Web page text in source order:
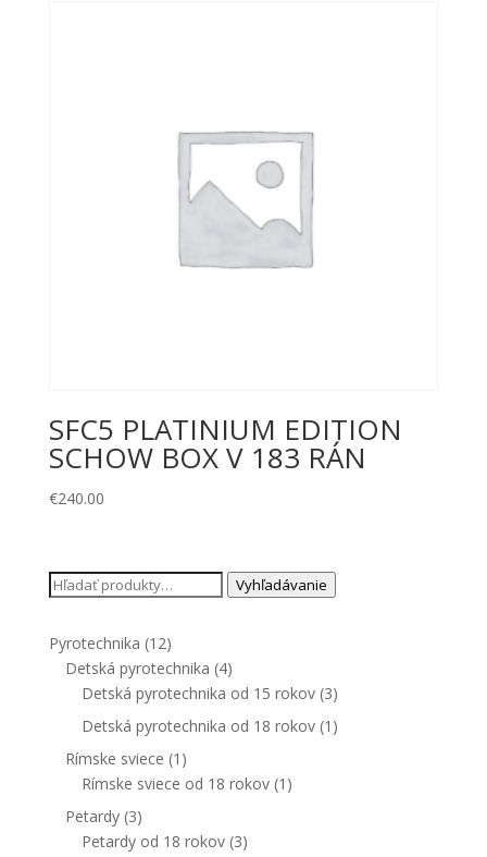
SFC5 PLATINIUM EDITION
SCHOW BOX V 183 RÁN
€240.00
Hľadať: Vyhľadávanie
Pyrotechnika (12)
Detská pyrotechnika (4)
Detská pyrotechnika od 15 rokov (3)
Detská pyrotechnika od 18 rokov (1)
Rímske sviece (1)
Rímske sviece od 18 rokov (1)
Petardy (3)
Petardy od 18 rokov (3)